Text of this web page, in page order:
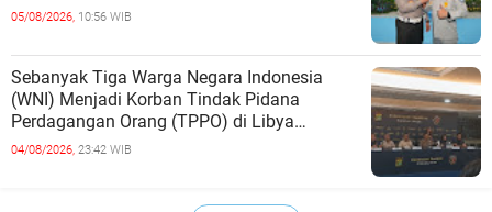
05/08/2026, 10:56 WIB
Sebanyak Tiga Warga Negara Indonesia
(WNI) Menjadi Korban Tindak Pidana
Perdagangan Orang (TPPO) di Libya
Berhasil Dipulangkan Ke - Indonesia. Mereka
04/08/2026, 23:42 WIB